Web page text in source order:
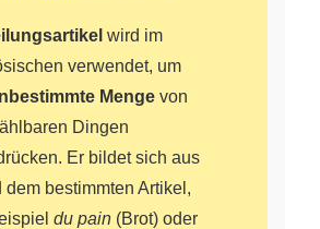
wird im
verwendet, um
Menge von
Dingen
Er bildet sich aus
dem bestimmten Artikel,
du pain (Brot) oder